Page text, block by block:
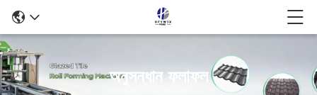
অনুসন্ধান ফলাফল